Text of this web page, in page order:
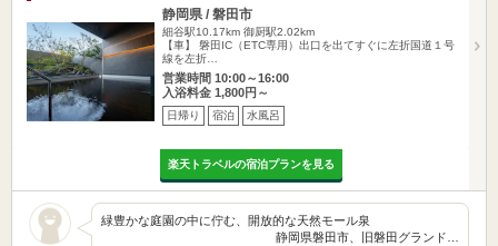
静岡県 / 磐田市
細谷駅10.17km 御厨駅2.02km
【車】 磐田IC（ETC専用）出口を出てすぐに左折国道１号
線を左折…
営業時間 10:00～16:00
入浴料金 1,800円～
日帰り 宿泊 水風呂
楽天トラベルの宿泊プランを見る
緑豊かな庭園の中に佇む、開放的な天然モール泉
静岡県磐田市、旧磐田グランド…